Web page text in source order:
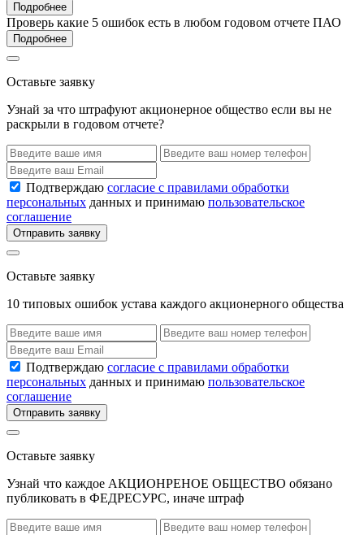
Подробнее
Проверь какие 5 ошибок есть в любом годовом отчете ПАО
Подробнее
Оставьте заявку
Узнай за что штрафуют акционерное общество если вы не
раскрыли в годовом отчете?
Подтверждаю согласие с правилами обработки
персональных данных и принимаю пользовательское
соглашение
Отправить заявку
Оставьте заявку
10 типовых ошибок устава каждого акционерного общества
Подтверждаю согласие с правилами обработки
персональных данных и принимаю пользовательское
соглашение
Отправить заявку
Оставьте заявку
Узнай что каждое АКЦИОНРЕНОЕ ОБЩЕСТВО обязано
публиковать в ФЕДРЕСУРС, иначе штраф